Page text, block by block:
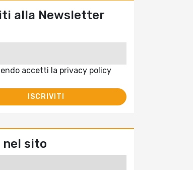
alla Newsletter
accetti la privacy policy
nel sito